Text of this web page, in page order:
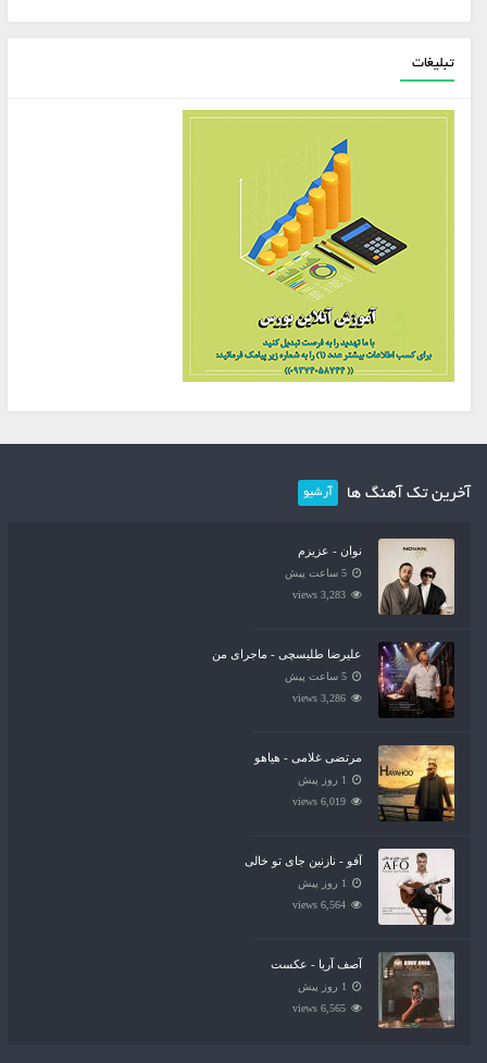
تبلیغات
آخرین تک آهنگ ها آرشیو
نوان - عزیزم
5 ساعت پیش
3,283 views
علیرضا طلیسچی - ماجرای من
5 ساعت پیش
3,286 views
مرتضی غلامی - هیاهو
1 روز پیش
6,019 views
آفو - نازنین جای تو خالی
1 روز پیش
6,564 views
آصف آریا - عکست
1 روز پیش
6,565 views